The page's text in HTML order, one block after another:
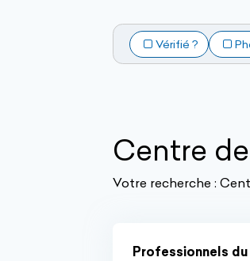
Vérifié ?
Centre
Votre recherche :
Professionnels